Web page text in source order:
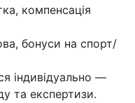
компенсація
бонуси на спорт/
індивідуально —
та експертизи.